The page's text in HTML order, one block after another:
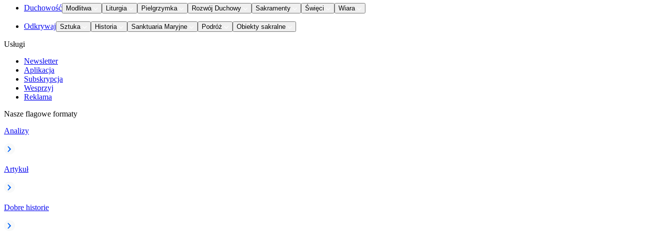
Duchowość Modlitwa Liturgia Pielgrzymka Rozwój Duchowy Sakramenty Święci Wiara
Odkrywaj Sztuka Historia Sanktuaria Maryjne Podróż Obiekty sakralne
Usługi
Newsletter
Aplikacja
Subskrypcja
Wesprzyj
Reklama
Nasze flagowe formaty
Analizy
Artykuł
Dobre historie